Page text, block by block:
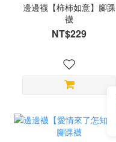
邊邊襪【柿柿如意】腳踝
襪
NT$229